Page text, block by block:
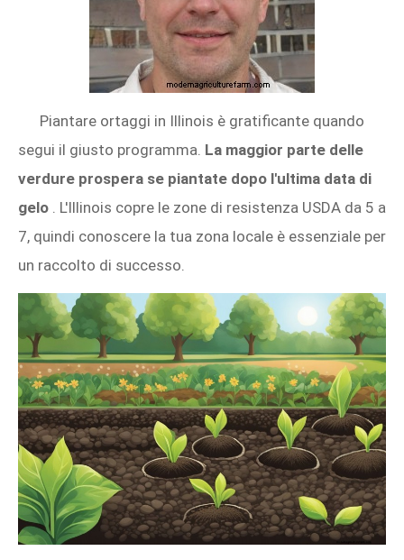
Piantare ortaggi in Illinois è gratificante quando
segui il giusto programma. La maggior parte delle
verdure prospera se piantate dopo l'ultima data di
gelo . L'Illinois copre le zone di resistenza USDA da 5 a
7, quindi conoscere la tua zona locale è essenziale per
un raccolto di successo.